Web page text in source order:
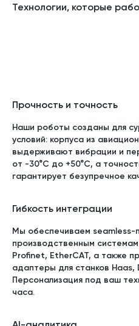
Технологии, которые
Прочность и точность
Наши роботы созданы для
условий: корпуса из
выдерживают вибрации и
от -30°C до +50°C, а
гарантирует безупречное
Гибкость интеграции
Мы обеспечиваем seamless-
производственным
Profinet, EtherCAT, а также
адаптеры для станков Haas,
Персонализация под ваш
часа.